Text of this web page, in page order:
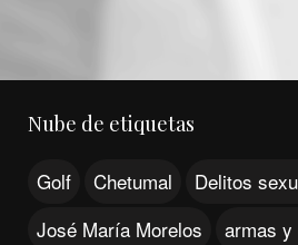
Nube de etiquetas
Golf Chetumal Delitos
José María Morelos
armas